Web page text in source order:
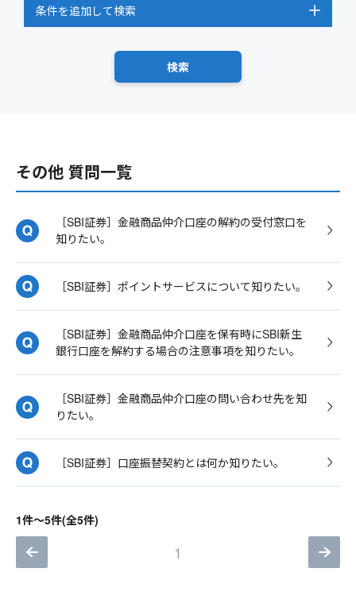
条件を追加して検索
その他 質問一覧
［SBI証券］金融商品仲介口座の解約の受付窓口を
知りたい。
［SBI証券］ポイントサービスについて知りたい。
［SBI証券］金融商品仲介口座を保有時にSBI新生
銀行口座を解約する場合の注意事項を知りたい。
［SBI証券］金融商品仲介口座の問い合わせ先を知
りたい。
［SBI証券］口座振替契約とは何か知りたい。
1件～5件(全5件)
1